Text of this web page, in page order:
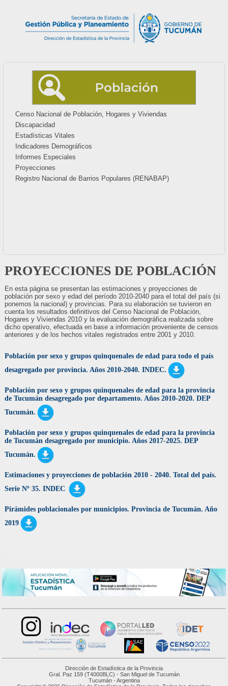
Censo Nacional de Población, Hogares y Viviendas
Discapacidad
Estadísticas Vitales
Indicadores Demográficos
Informes Especiales
Proyecciones
Registro Nacional de Barrios Populares (RENABAP)
PROYECCIONES DE POBLACIÓN
En esta página se presentan las estimaciones y proyecciones de
población por sexo y edad del período 2010-2040 para el total del país (si
ponemos la nacional) y provincias. Para su elaboración se tuvieron en
cuenta los resultados definitivos del Censo Nacional de Población,
Hogares y Viviendas 2010 y la evaluación demográfica realizada sobre
dicho operativo, efectuada en base a información proveniente de censos
anteriores y de los hechos vitales registrados entre 2001 y 2010.
Población por sexo y grupos quinquenales de edad para todo el país
desagregado por provincia. Años 2010-2040. INDEC.
Población por sexo y grupos quinquenales de edad para la provincia
de Tucumán desagregado por departamento. Años 2010-2020. DEP
Tucumán.
Población por sexo y grupos quinquenales de edad para la provincia
de Tucumán desagregado por municipio. Años 2017-2025. DEP
Tucumán.
Estimaciones y proyecciones de población 2010 - 2040. Total del país.
Serie Nº 35. INDEC
Pirámides poblacionales por municipios. Provincia de Tucumán. Año
2019
Dirección de Estadística de la Provincia
Gral. Paz 159 (T4000BLC) - San Miguel de Tucumán
Tucumán - Argentina